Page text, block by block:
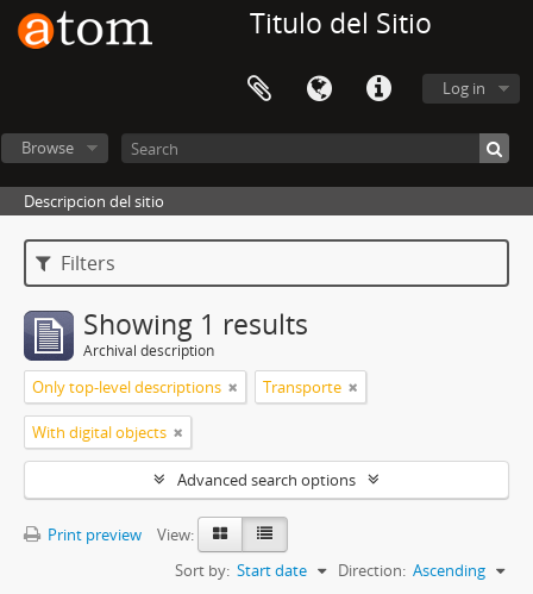
Titulo del Sitio
Log in
Browse
Descripcion del sitio
Filters
Showing 1 results
Archival description
Only top-level descriptions Transporte
With digital objects
Advanced search options
Print preview
View:
Sort by: Start date Direction: Ascending